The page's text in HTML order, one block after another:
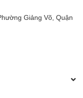
Giảng Võ, Quận